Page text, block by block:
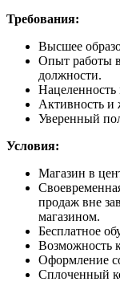
Требования:
Высшее
Опыт работы
должности.
Нацеленность
Активность и
Уверенный
Условия:
Магазин в
продаж вне
магазином.
Бесплатное
Возможность
Оформление
Сплоченный